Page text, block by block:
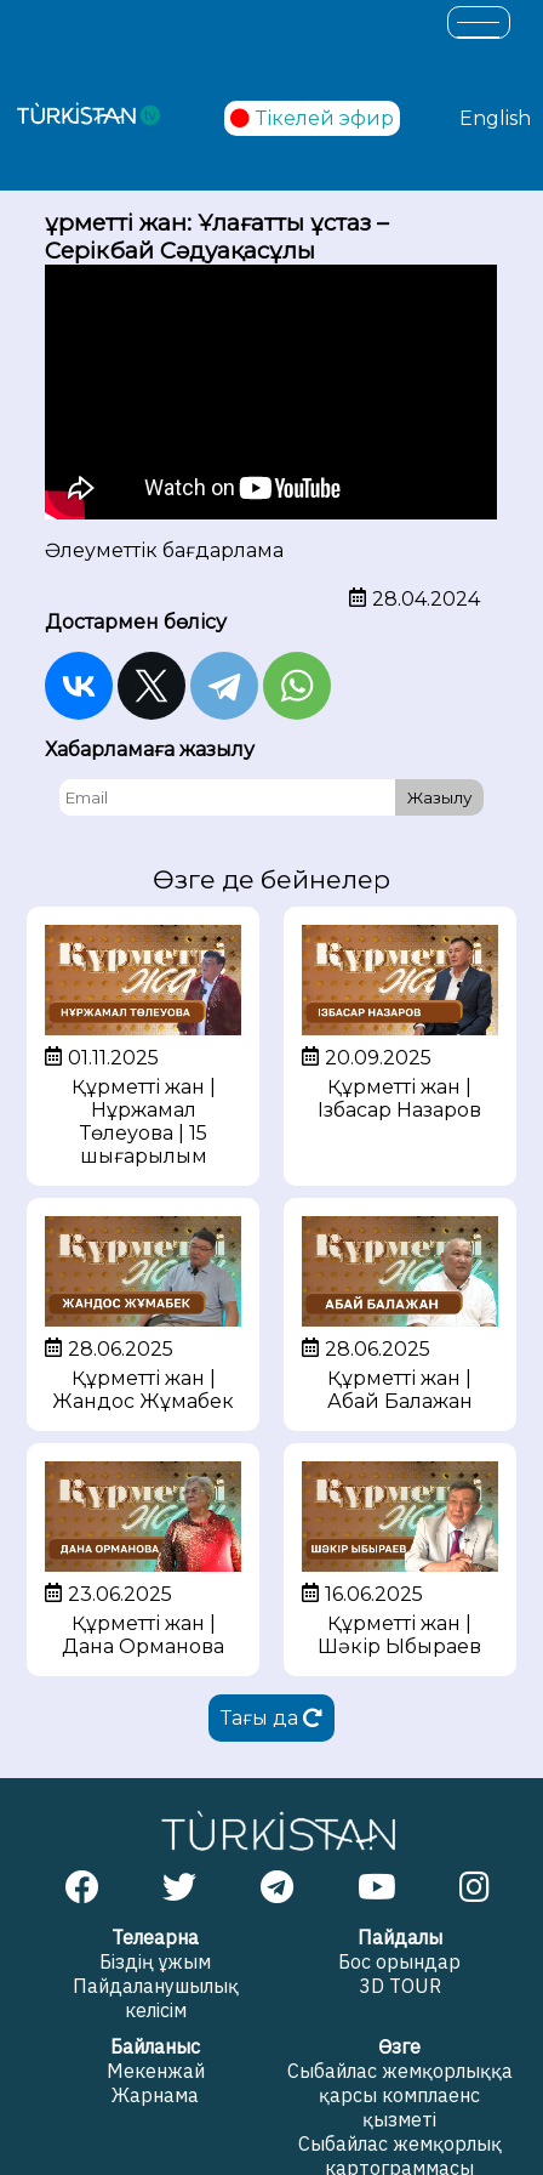
Тікелей эфир English
Құрметті жан: Ұлағатты ұстаз –
Серікбай Сәдуақасұлы
Әлеуметтік бағдарлама
28.04.2024
Достармен бөлісу
Хабарламаға жазылу
Жазылу
Өзге де бейнелер
01.11.2025
Құрметті жан |
Нұржамал
Төлеуова | 15
шығарылым
20.09.2025
Құрметті жан |
Ізбасар Назаров
28.06.2025
Құрметті жан |
Жандос Жұмабек
28.06.2025
Құрметті жан |
Абай Балажан
23.06.2025
Құрметті жан |
Дана Орманова
16.06.2025
Құрметті жан |
Шәкір Ыбыраев
Тағы да
Телеарна
Біздің ұжым
Пайдаланушылық
келісім
Пайдалы
Бос орындар
3D TOUR
Байланыс
Мекенжай
Жарнама
Өзге
Сыбайлас жемқорлыққа
қарсы комплаенс
қызметі
Сыбайлас жемқорлық
картограммасы